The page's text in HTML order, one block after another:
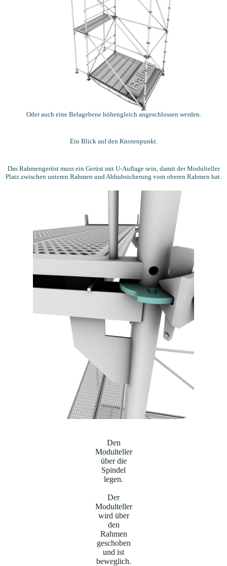
Oder auch eine Belagebene höhengleich angeschlossen werden.
Ein Blick auf den Knotenpunkt.
Das Rahmengerüst muss ein Gerüst mit U-Auflage sein, damit der Modulteller
Platz zwischen unteren Rahmen und Abhubsicherung vom oberen Rahmen hat.
Den
Modulteller
über die
Spindel
legen.
Der
Modulteller
wird über
den
Rahmen
geschoben
und ist
beweglich.